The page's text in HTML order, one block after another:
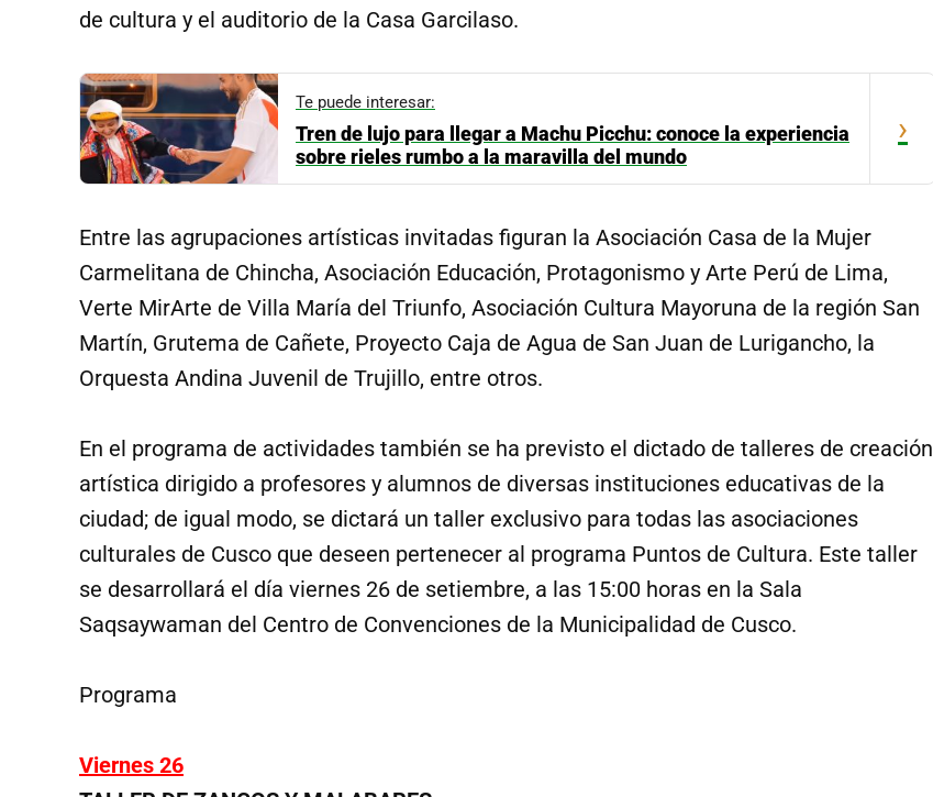
de cultura y el auditorio de la Casa Garcilaso.
Te puede interesar:
Tren de lujo para llegar a Machu Picchu: conoce la experiencia
sobre rieles rumbo a la maravilla del mundo
›
Entre las agrupaciones artísticas invitadas figuran la Asociación Casa de la Mujer
Carmelitana de Chincha, Asociación Educación, Protagonismo y Arte Perú de Lima,
Verte MirArte de Villa María del Triunfo, Asociación Cultura Mayoruna de la región San
Martín, Grutema de Cañete, Proyecto Caja de Agua de San Juan de Lurigancho, la
Orquesta Andina Juvenil de Trujillo, entre otros.
En el programa de actividades también se ha previsto el dictado de talleres de creación
artística dirigido a profesores y alumnos de diversas instituciones educativas de la
ciudad; de igual modo, se dictará un taller exclusivo para todas las asociaciones
culturales de Cusco que deseen pertenecer al programa Puntos de Cultura. Este taller
se desarrollará el día viernes 26 de setiembre, a las 15:00 horas en la Sala
Saqsaywaman del Centro de Convenciones de la Municipalidad de Cusco.
Programa
Viernes 26